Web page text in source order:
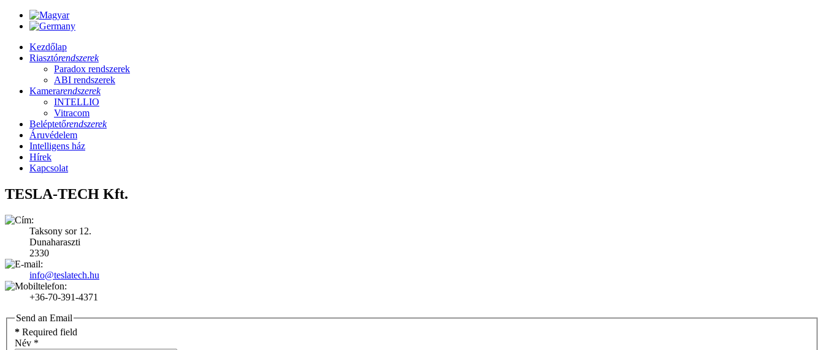
Kezdőlap
Riasztórendszerek
Paradox rendszerek
ABI rendszerek
Kamerarendszerek
INTELLIO
Vitracom
Beléptetőrendszerek
Áruvédelem
Intelligens ház
Hírek
Kapcsolat
TESLA-TECH Kft.
Taksony sor 12.
Dunaharaszti
2330
info@teslatech.hu
+36-70-391-4371
Send an Email
* Required field
Név *